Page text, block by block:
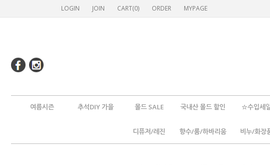
LOGIN JOIN CART(0) ORDER MYPAGE
여름시즌 추석DIY 가을 몰드 SALE 국내산 몰드 할인 ☆수입세
디퓨저/레진 향수/룸/하바리움 비누/화장